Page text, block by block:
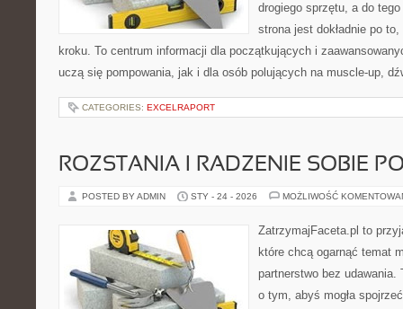
drogiego sprzętu, a do
strona jest dokładnie po
kroku. To centrum informacji dla początkujących i
uczą się pompowania, jak i dla osób polujących na muscle-up,
CATEGORIES: EXCELRAPORT
ROZSTANIA I RADZENIE SOBIE
POSTED BY ADMIN STY - 24 - 2026 MOŻLIWOŚĆ
ZatrzymajFaceta.pl to
które chcą ogarnąć temat
partnerstwo bez udawania.
o tym, abyś mogła